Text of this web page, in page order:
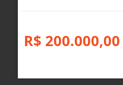
R$ 200.000,00